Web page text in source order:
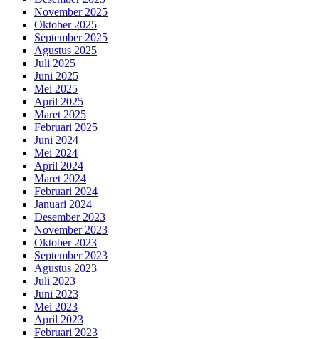
November 2025
Oktober 2025
September 2025
Agustus 2025
Juli 2025
Juni 2025
Mei 2025
April 2025
Maret 2025
Februari 2025
Juni 2024
Mei 2024
April 2024
Maret 2024
Februari 2024
Januari 2024
Desember 2023
November 2023
Oktober 2023
September 2023
Agustus 2023
Juli 2023
Juni 2023
Mei 2023
April 2023
Februari 2023